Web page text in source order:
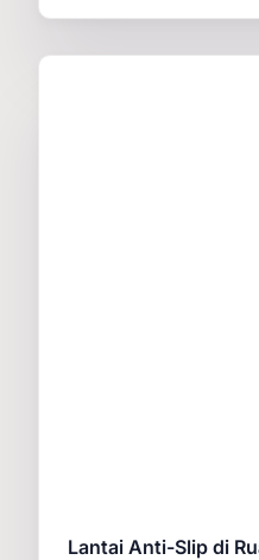
Lantai Anti-Slip di